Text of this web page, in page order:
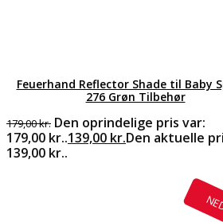
Feuerhand Reflector Shade til Baby
276 Grøn Tilbehør
179,00kr. Den oprindelige pris var:
179,00 kr..139,00 kr.Den aktuelle
139,00 kr..